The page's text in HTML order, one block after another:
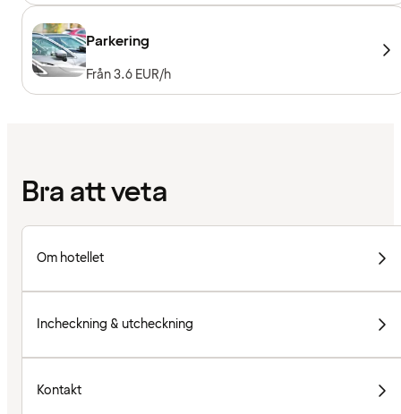
Parkering
Från 3.6 EUR/h
Bra att veta
Om hotellet
Incheckning & utcheckning
Kontakt